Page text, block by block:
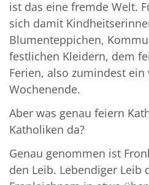
ist das eine fremde Welt.
sich damit
Blumenteppichen,
festlichen Kleidern, dem
Ferien, also zumindest ein
Wochenende.
Aber was genau feiern
Katholiken da?
Genau genommen ist
den Leib. Lebendiger Leib